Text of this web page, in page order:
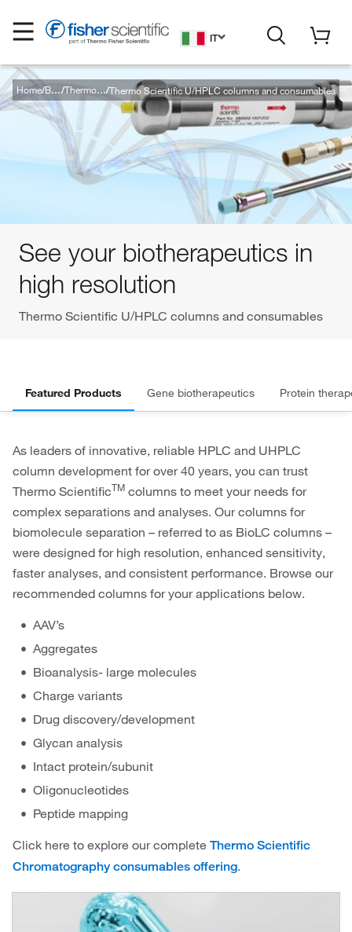
IT
Home Brands Thermo Scientific Thermo Scientific U/HPLC columns and consumables
See your biotherapeutics in
high resolution
Thermo Scientific U/HPLC columns and consumables
Featured Products Gene biotherapeutics Protein
As leaders of innovative, reliable HPLC and UHPLC
column development for over 40 years, you can trust
Thermo ScientificTM columns to meet your needs for
complex separations and analyses. Our columns for
biomolecule separation – referred to as BioLC columns –
were designed for high resolution, enhanced sensitivity,
faster analyses, and consistent performance. Browse our
recommended columns for your applications below.
AAV’s
Aggregates
Bioanalysis- large molecules
Charge variants
Drug discovery/development
Glycan analysis
Intact protein/subunit
Oligonucleotides
Peptide mapping
Click here to explore our complete Thermo Scientific
Chromatography consumables offering.